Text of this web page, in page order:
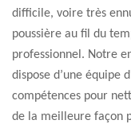
difficile, voire très
poussière au fil du
professionnel. Notre
dispose d’une équipe
compétences pour
de la meilleure façon